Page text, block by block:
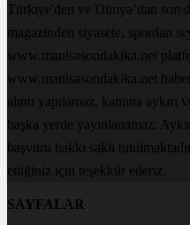
Türkiye'den ve Dünya’dan son
magazinden siyasete, spordan
www.manisasondakika.net
www.manisasondakika.net
alıntı yapılamaz, kanuna
başka yerde yayınlanamaz.
başvuru hakkı saklı
ettiğiniz için teşekkür ederiz.
SAYFALAR